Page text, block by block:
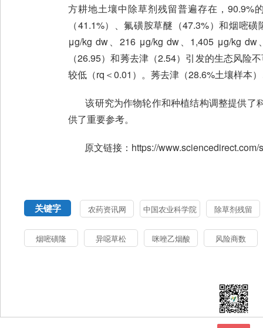
方耕地土壤中除草剂残留普遍存在，90.9%
（41.1%）、氟磺胺草醚（47.3%）和烟嘧
μg/kg dw、216 μg/kg dw、1,405 μg/kg
（26.95）和莠去津（2.54）引发的生态风险
较低（rq＜0.01）。莠去津（28.6%土壤样本
该研究为作物轮作和种植结构调整提供了
供了重要参考。
原文链接：https://www.sciencedirect.com/
关键字 农药资讯网 中国农业科学院 除草剂残留
烟嘧磺隆 异噁草松 咪唑乙烟酸 风险商数